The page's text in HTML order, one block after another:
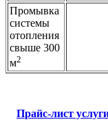
Промывка
системы
отопления
свыше 300
м2
Прайс-лист